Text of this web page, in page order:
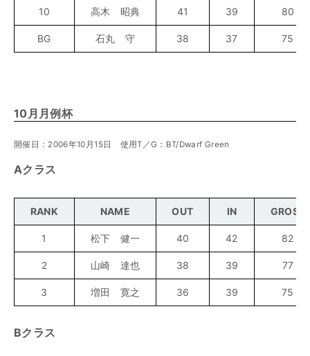
10 高木 昭典 41 39 80
BG 石丸 守 38 37 75
10月月例杯
開催日：2006年10月15日 使用T／G：BT/Dwarf Green
Aクラス
RANK NAME OUT IN GROSS
1 松下 健一 40 42 82
2 山崎 達也 38 39 77
3 増田 寛之 36 39 75
Bクラス